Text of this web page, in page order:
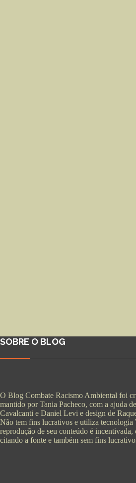
SOBRE O BLOG
O Blog Combate Racismo Ambiental foi
mantido por Tania Pacheco, com a ajuda
Cavalcanti e Daniel Levi e design de
Não tem fins lucrativos e utiliza tecnologia
reprodução de seu conteúdo é incentivada,
citando a fonte e também sem fins